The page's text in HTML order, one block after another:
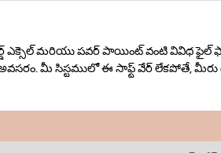
మరియు పవర్ పాయింట్ వంటి వివిధ ఫైల్
మీ సిస్టములో ఈ సాఫ్ట్ వేర్ లేకపోతే,